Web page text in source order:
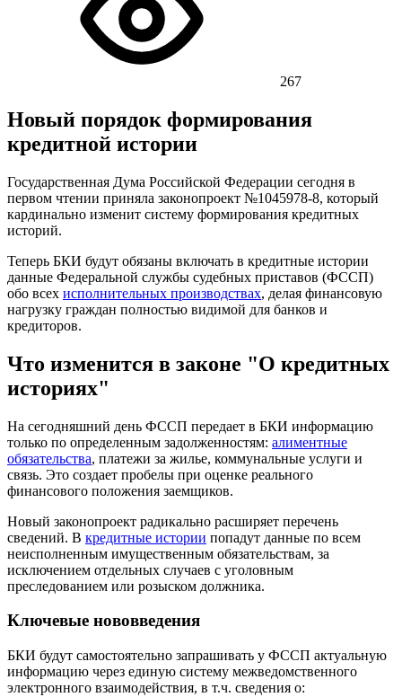
267
Новый порядок формирования
кредитной истории
Государственная Дума Российской Федерации сегодня в
первом чтении приняла законопроект №1045978-8, который
кардинально изменит систему формирования кредитных
историй.
Теперь БКИ будут обязаны включать в кредитные истории
данные Федеральной службы судебных приставов (ФССП)
обо всех исполнительных производствах, делая финансовую
нагрузку граждан полностью видимой для банков и
кредиторов.
Что изменится в законе "О кредитных
историях"
На сегодняшний день ФССП передает в БКИ информацию
только по определенным задолженностям: алиментные
обязательства, платежи за жилье, коммунальные услуги и
связь. Это создает пробелы при оценке реального
финансового положения заемщиков.
Новый законопроект радикально расширяет перечень
сведений. В кредитные истории попадут данные по всем
неисполненным имущественным обязательствам, за
исключением отдельных случаев с уголовным
преследованием или розыском должника.
Ключевые нововведения
БКИ будут самостоятельно запрашивать у ФССП актуальную
информацию через единую систему межведомственного
электронного взаимодействия, в т.ч. сведения о: